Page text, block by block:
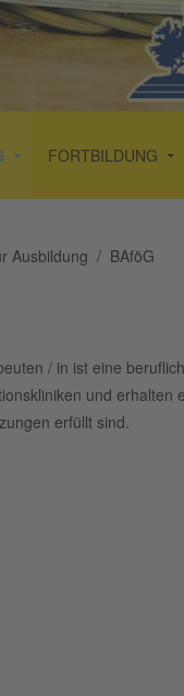
FORTBILDUNG
Ausbildung BAföG
/ in ist eine
und
erfüllt sind.